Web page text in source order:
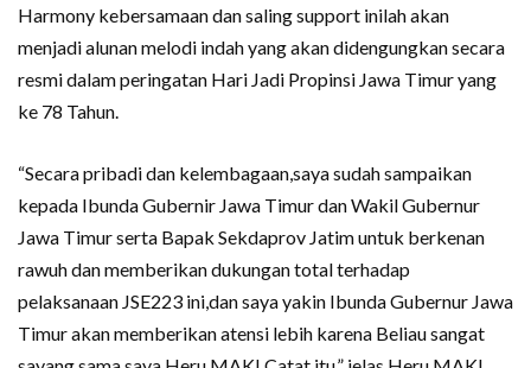
Harmony kebersamaan dan saling support inilah akan
menjadi alunan melodi indah yang akan didengungkan secara
resmi dalam peringatan Hari Jadi Propinsi Jawa Timur yang
ke 78 Tahun.
“Secara pribadi dan kelembagaan,saya sudah sampaikan
kepada Ibunda Gubernir Jawa Timur dan Wakil Gubernur
Jawa Timur serta Bapak Sekdaprov Jatim untuk berkenan
rawuh dan memberikan dukungan total terhadap
pelaksanaan JSE223 ini,dan saya yakin Ibunda Gubernur Jawa
Timur akan memberikan atensi lebih karena Beliau sangat